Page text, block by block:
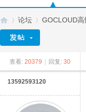
»
论坛
›
GOCLOUD高
查看: 20379 回复: 30
13592593120